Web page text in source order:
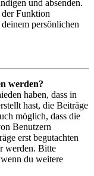
und absenden.
Funktion
persönlichen
werden?
haben, dass in
hast, die Beiträge
möglich, dass die
Benutzern
erst begutachten
werden. Bitte
du weitere